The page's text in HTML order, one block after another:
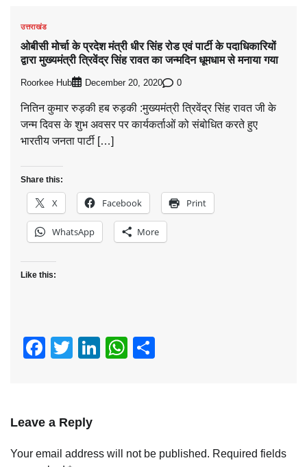
उत्तराखंड
ओबीसी मोर्चा के प्रदेश मंत्री धीर सिंह रोड एवं पार्टी के पदाधिकारियों
द्वारा मुख्यमंत्री त्रिवेंद्र सिंह रावत का जन्मदिन धूमधाम से मनाया गया
Roorkee Hub December 20, 2020 0
नितिन कुमार रुड़की हब रुड़की :मुख्यमंत्री त्रिवेंद्र सिंह रावत जी के
जन्म दिवस के शुभ अवसर पर कार्यकर्ताओं को संबोधित करते हुए
भारतीय जनता पार्टी […]
Share this:
X Facebook Print
WhatsApp More
Like this:
Facebook
TwitterLinkedIn
WhatsApp
Leave a Reply
Your email address will not be published. Required fields